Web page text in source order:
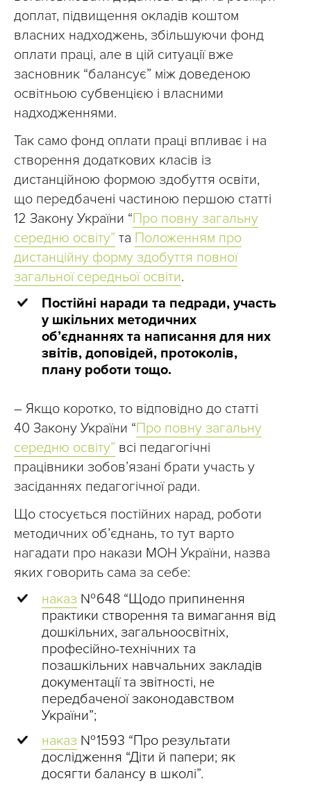
доплат, підвищення окладів коштом
власних надходжень, збільшуючи фонд
оплати праці, але в цій ситуації вже
засновник “балансує” між доведеною
освітньою субвенцією і власними
надходженнями.
Так само фонд оплати праці впливає і на
створення додаткових класів із
дистанційною формою здобуття освіти,
що передбачені частиною першою статті
12 Закону України “Про повну загальну
середню освіту” та Положенням про
дистанційну форму здобуття повної
загальної середньої освіти.
Постійні наради та педради, участь
у шкільних методичних
об’єднаннях та написання для них
звітів, доповідей, протоколів,
плану роботи тощо.
– Якщо коротко, то відповідно до статті
40 Закону України “Про повну загальну
середню освіту” всі педагогічні
працівники зобов’язані брати участь у
засіданнях педагогічної ради.
Що стосується постійних нарад, роботи
методичних об’єднань, то тут варто
нагадати про накази МОН України, назва
яких говорить сама за себе:
наказ № 648 “Щодо припинення
практики створення та вимагання від
дошкільних, загальноосвітніх,
професійно-технічних та
позашкільних навчальних закладів
документації та звітності, не
передбаченої законодавством
України”;
наказ № 1593 “Про результати
дослідження “Діти й папери; як
досягти балансу в школі”.